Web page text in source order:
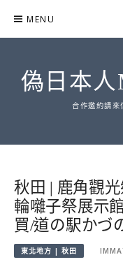
content
MENU
偽日本
合作邀約請來
秋田 | 鹿角觀
輪囃子祭展示
買/道の駅かづ
東北地方 | 秋田